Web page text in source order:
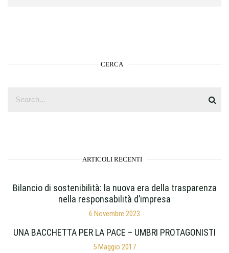
CERCA
ARTICOLI RECENTI
Bilancio di sostenibilità: la nuova era della trasparenza
nella responsabilità d’impresa
6 Novembre 2023
UNA BACCHETTA PER LA PACE – UMBRI PROTAGONISTI
5 Maggio 2017